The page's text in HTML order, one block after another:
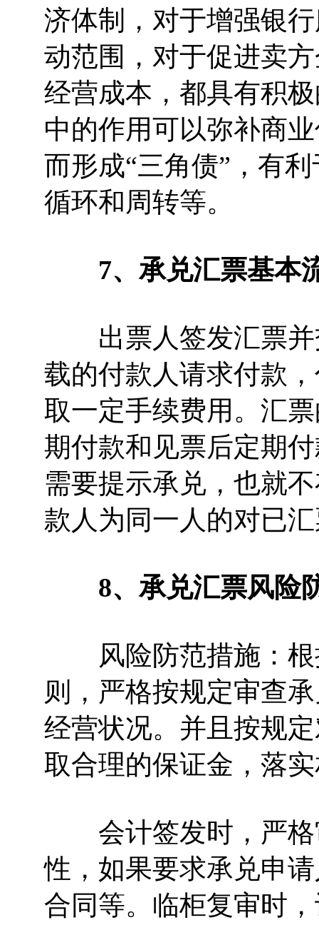
济体制，对于增强银
动范围，对于促进卖
经营成本，都具有积
中的作用可以弥补商
而形成“三角债”，有
循环和周转等。
7、承兑汇票基本
出票人签发汇票并
载的付款人请求付款
取一定手续费用。汇
期付款和见票后定期
需要提示承兑，也就
款人为同一人的对已
8、承兑汇票风险
风险防范措施：根
则，严格按规定审查
经营状况。并且按规
取合理的保证金，落
会计签发时，严格
性，如果要求承兑申
合同等。临柜复审时